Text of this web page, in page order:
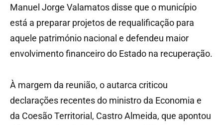
Manuel Jorge Valamatos disse que o município
está a preparar projetos de requalificação para
aquele património nacional e defendeu maior
envolvimento financeiro do Estado na recuperação.
À margem da reunião, o autarca criticou
declarações recentes do ministro da Economia e
da Coesão Territorial, Castro Almeida, que apontou